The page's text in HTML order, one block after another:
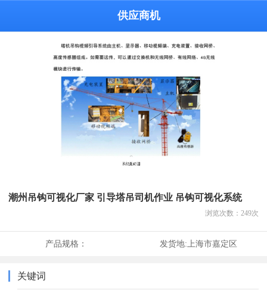
供应商机
潮州吊钩可视化厂家 引导塔吊司机作业 吊钩可视化系统
浏览次数： 249次
产品规格： 发货地:上海市嘉定区
关键词